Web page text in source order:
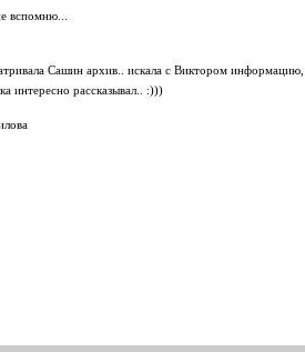
вспомню...
Сашин архив.. искала с Виктором информацию,
интересно рассказывал.. :)))